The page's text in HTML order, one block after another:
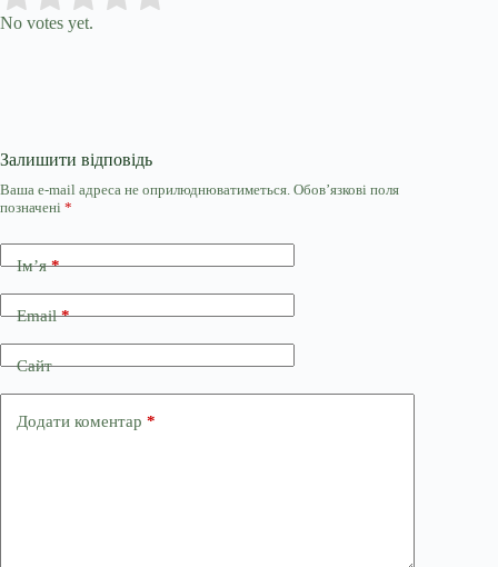
No votes yet.
Залишити відповідь
Ваша e-mail адреса не оприлюднюватиметься. Обов’язкові поля
позначені *
Ім’я*
Email*
Сайт
Додати коментар *